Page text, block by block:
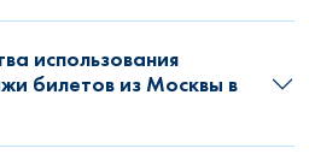
использования
билетов из Москвы в